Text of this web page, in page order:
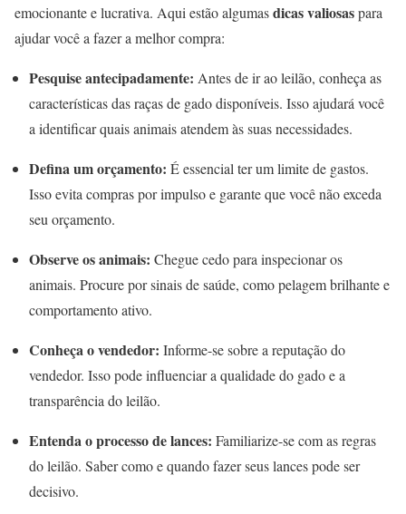
emocionante e lucrativa. Aqui estão algumasdicas valiosaspara
ajudar você a fazer a melhor compra:
Pesquise antecipadamente: Antes de ir ao leilão, conheça as
características das raças de gado disponíveis. Isso ajudará você
a identificar quais animais atendem às suas necessidades.
Defina um orçamento: É essencial ter um limite de gastos.
Isso evita compras por impulso e garante que você não exceda
seu orçamento.
Observe os animais: Chegue cedo para inspecionar os
animais. Procure por sinais de saúde, como pelagem brilhante e
comportamento ativo.
Conheça o vendedor: Informe-se sobre a reputação do
vendedor. Isso pode influenciar a qualidade do gado e a
transparência do leilão.
Entenda o processo de lances: Familiarize-se com as regras
do leilão. Saber como e quando fazer seus lances pode ser
decisivo.